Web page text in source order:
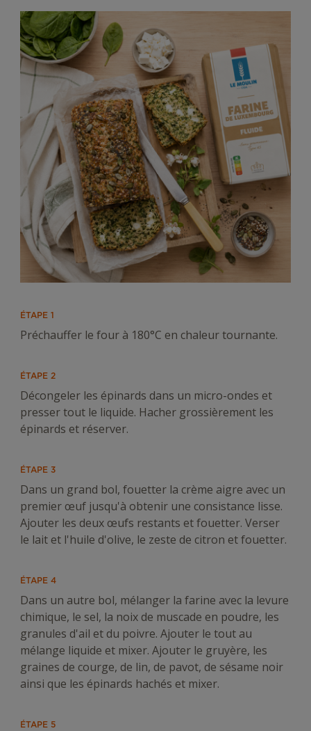
ÉTAPE 1
Préchauffer le four à 180°C en chaleur tournante.
ÉTAPE 2
Décongeler les épinards dans un micro-ondes et
presser tout le liquide. Hacher grossièrement les
épinards et réserver.
ÉTAPE 3
Dans un grand bol, fouetter la crème aigre avec un
premier œuf jusqu'à obtenir une consistance lisse.
Ajouter les deux œufs restants et fouetter. Verser
le lait et l'huile d'olive, le zeste de citron et fouetter.
ÉTAPE 4
Dans un autre bol, mélanger la farine avec la levure
chimique, le sel, la noix de muscade en poudre, les
granules d'ail et du poivre. Ajouter le tout au
mélange liquide et mixer. Ajouter le gruyère, les
graines de courge, de lin, de pavot, de sésame noir
ainsi que les épinards hachés et mixer.
ÉTAPE 5